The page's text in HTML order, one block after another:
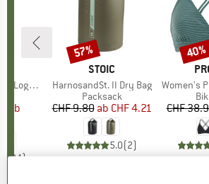
T-Shirt
Preis
ab
(24)
MARKE
STOIC
Artikel
HarnosandSt. II Dry Bag
Produktgruppe
Packsack
Preis
CHF 9.80 reduzierter Preis
ab CHF 4.21
5.0(2)
Rabatt
57%
Artikel
Women's
CHF
40%